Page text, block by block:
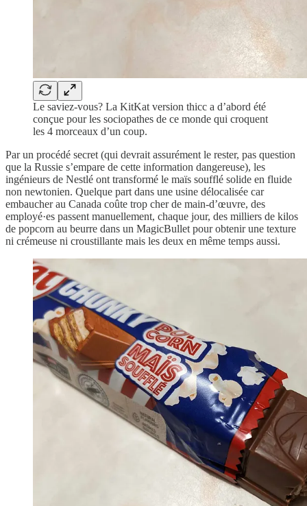
Le saviez-vous? La KitKat version thicc a d’abord été
conçue pour les sociopathes de ce monde qui croquent
les 4 morceaux d’un coup.
Par un procédé secret (qui devrait assurément le rester, pas question
que la Russie s’empare de cette information dangereuse), les
ingénieurs de Nestlé ont transformé le maïs soufflé solide en fluide
non newtonien. Quelque part dans une usine délocalisée car
embaucher au Canada coûte trop cher de main-d’œuvre, des
employé·es passent manuellement, chaque jour, des milliers de kilos
de popcorn au beurre dans un MagicBullet pour obtenir une texture
ni crémeuse ni croustillante mais les deux en même temps aussi.